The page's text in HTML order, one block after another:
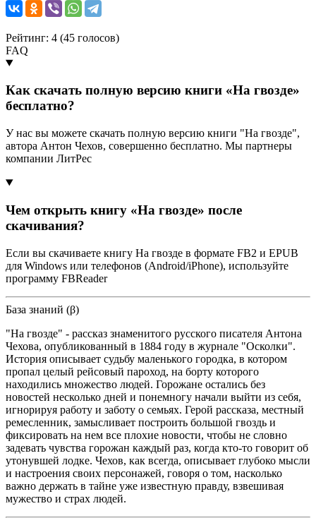
Рейтинг: 4 (45 голосов)
FAQ
Как скачать полную версию книги «На гвозде»
бесплатно?
У нас вы можете скачать полную версию книги "На гвозде",
автора Антон Чехов, совершенно бесплатно. Мы партнеры
компании ЛитРес
Чем открыть книгу «На гвозде» после
скачивания?
Если вы скачиваете книгу На гвозде в формате FB2 и EPUB
для Windows или телефонов (Android/iPhone), используйте
программу FBReader
База знаний (β)
"На гвозде" - рассказ знаменитого русского писателя Антона
Чехова, опубликованный в 1884 году в журнале "Осколки".
История описывает судьбу маленького городка, в котором
пропал целый рейсовый пароход, на борту которого
находились множество людей. Горожане остались без
новостей несколько дней и понемногу начали выйти из себя,
игнорируя работу и заботу о семьях. Герой рассказа, местный
ремесленник, замысливает построить большой гвоздь и
фиксировать на нем все плохие новости, чтобы не словно
задевать чувства горожан каждый раз, когда кто-то говорит об
утонувшей лодке. Чехов, как всегда, описывает глубоко мысли
и настроения своих персонажей, говоря о том, насколько
важно держать в тайне уже известную правду, взвешивая
мужество и страх людей.